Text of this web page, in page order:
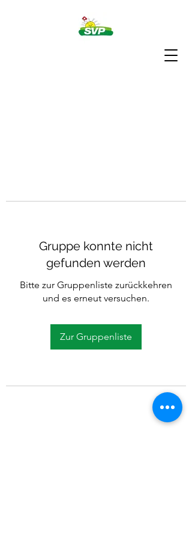
Gruppe konnte nicht
gefunden werden
Bitte zur Gruppenliste zurückkehren
und es erneut versuchen.
Zur Gruppenliste